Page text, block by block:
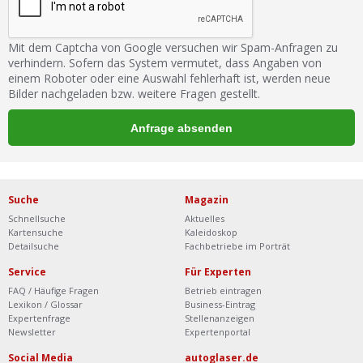
Mit dem Captcha von Google versuchen wir Spam-Anfragen zu
verhindern. Sofern das System vermutet, dass Angaben von
einem Roboter oder eine Auswahl fehlerhaft ist, werden neue
Bilder nachgeladen bzw. weitere Fragen gestellt.
Suche
Schnellsuche
Kartensuche
Detailsuche
Magazin
Aktuelles
Kaleidoskop
Fachbetriebe im Porträt
Service
FAQ / Häufige Fragen
Lexikon / Glossar
Expertenfrage
Newsletter
Für Experten
Betrieb eintragen
Business-Eintrag
Stellenanzeigen
Expertenportal
Social Media autoglaser.de